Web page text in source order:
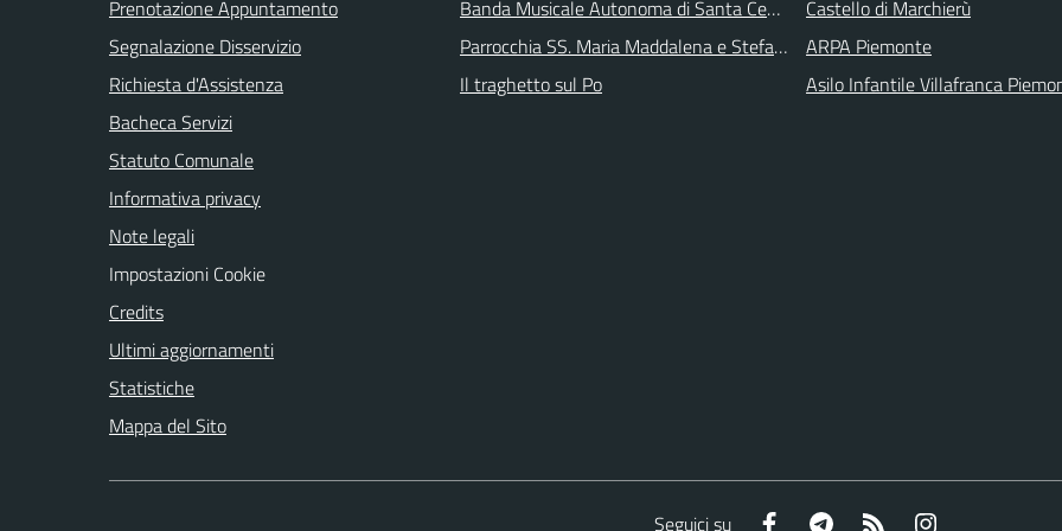
Prenotazione Appuntamento
Segnalazione Disservizio
Richiesta d'Assistenza
Bacheca Servizi
Statuto Comunale
Informativa privacy
Note legali
Impostazioni Cookie
Credits
Ultimi aggiornamenti
Statistiche
Mappa del Sito
Banda Musicale Autonoma di Santa Cecilia
Parrocchia SS. Maria Maddalena e Stefano
Il traghetto sul Po
Castello di Marchierù
ARPA Piemonte
Asilo Infantile Villafranca
Seguici su Facebook Telegram RSS